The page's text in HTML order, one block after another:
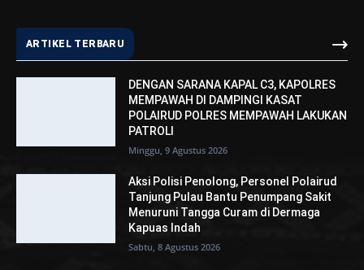
ARTIKEL TERBARU
DENGAN SARANA KAPAL C3, KAPOLRES
MEMPAWAH DI DAMPINGI KASAT
POLAIRUD POLRES MEMPAWAH LAKUKAN
PATROLI
Minggu, 9 Agustus 2026
Aksi Polisi Penolong, Personel Polairud
Tanjung Pulau Bantu Penumpang Sakit
Menuruni Tangga Curam di Dermaga
Kapuas Indah
Sabtu, 8 Agustus 2026